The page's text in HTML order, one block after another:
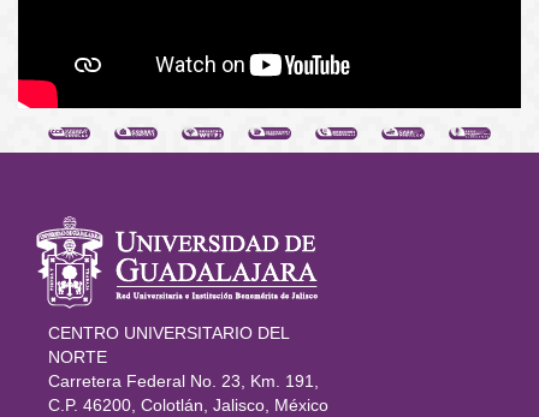
Información
del portal
CENTRO UNIVERSITARIO DEL
NORTE
Carretera Federal No. 23, Km. 191,
C.P. 46200, Colotlán, Jalisco, México